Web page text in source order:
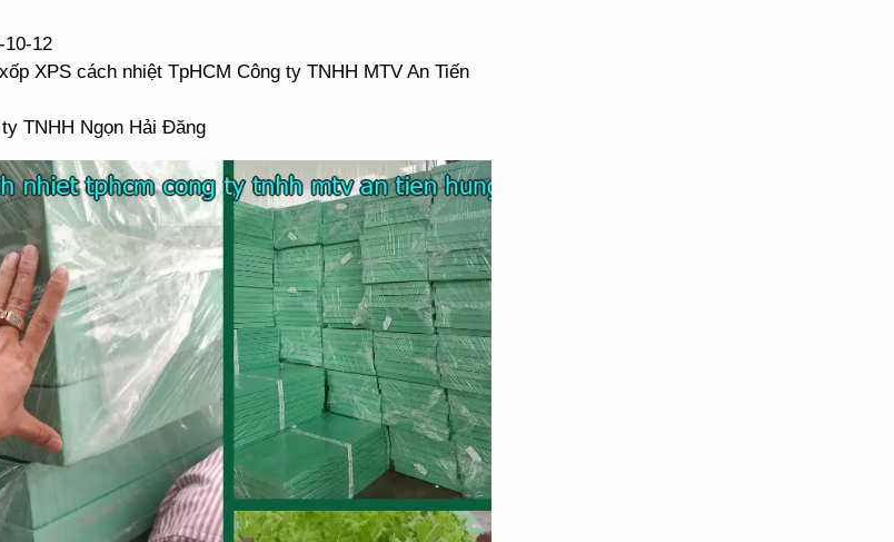
10-12
XPS cách nhiệt TpHCM Công ty TNHH MTV An Tiến
TNHH Ngọn Hải Đăng